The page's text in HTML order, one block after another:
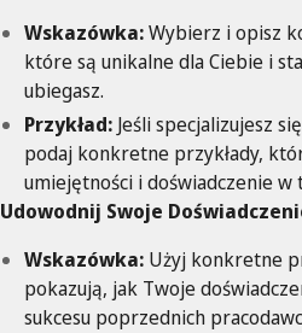
Wskazówka:Wybierz i opisz
które są unikalne dla Ciebie i
ubiegasz.
Przykład: Jeśli specjalizujesz
podaj konkretne przykłady,
umiejętności i doświadczenie w
Udowodnij Swoje
Wskazówka: Użyj konkretne
pokazują, jak Twoje
sukcesu poprzednich